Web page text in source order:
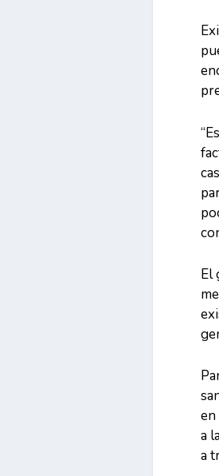
El
en
a
a